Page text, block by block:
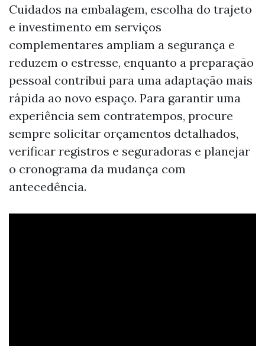
Cuidados na embalagem, escolha do trajeto
e investimento em serviços
complementares ampliam a segurança e
reduzem o estresse, enquanto a preparação
pessoal contribui para uma adaptação mais
rápida ao novo espaço. Para garantir uma
experiência sem contratempos, procure
sempre solicitar orçamentos detalhados,
verificar registros e seguradoras e planejar
o cronograma da mudança com
antecedência.